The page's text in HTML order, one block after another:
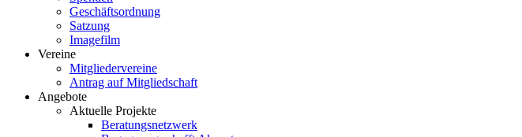
Geschäftsordnung
Satzung
Imagefilm
Vereine
Mitgliedervereine
Antrag auf Mitgliedschaft
Angebote
Aktuelle Projekte
Beratungsnetzwerk